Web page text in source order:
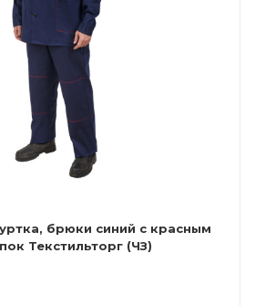
брюки синий с красным
Текстильторг (ЧЗ)